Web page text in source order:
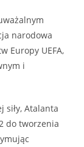
narodowa
Europy UEFA,
i
siły, Atalanta
do tworzenia